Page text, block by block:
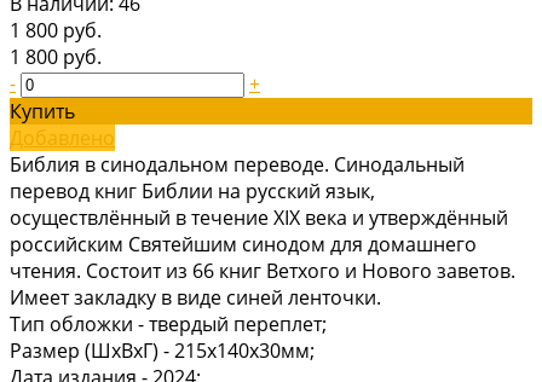
1 800 руб.
1 800 руб.
-
+
Купить
Добавлено
Библия в синодальном переводе. Синодальный
перевод книг Библии на русский язык,
осуществлённый в течение XIX века и утверждённый
российским Святейшим синодом для домашнего
чтения. Состоит из 66 книг Ветхого и Нового заветов.
Имеет закладку в виде синей ленточки.
Тип обложки -твердый переплет;
Размер (ШхВхГ) -215х140х30мм;